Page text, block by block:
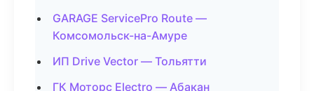
GARAGE ServicePro Route —
Комсомольск-на-Амуре
ИП Drive Vector — Тольятти
ГК Моторс Electro — Абакан